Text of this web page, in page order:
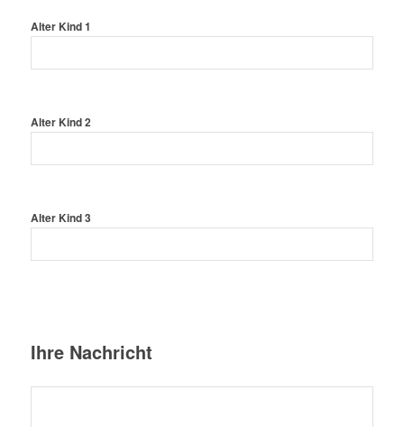
Alter Kind 1
Alter Kind 2
Alter Kind 3
Ihre Nachricht